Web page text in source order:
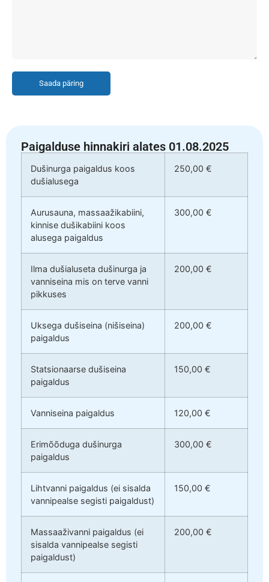
Saada päring
Paigalduse hinnakiri alates 01.08.2025
Dušinurga paigaldus koos
dušialusega
250,00 €
Aurusauna, massaažikabiini,
kinnise dušikabiini koos
alusega paigaldus
300,00 €
Ilma dušialuseta dušinurga ja
vanniseina mis on terve vanni
pikkuses
200,00 €
Uksega dušiseina (nišiseina)
paigaldus
200,00 €
Statsionaarse dušiseina
paigaldus
150,00 €
Vanniseina paigaldus 120,00 €
Erimõõduga dušinurga
paigaldus
300,00 €
Lihtvanni paigaldus (ei sisalda
vannipealse segisti paigaldust)
150,00 €
Massaaživanni paigaldus (ei
sisalda vannipealse segisti
paigaldust)
200,00 €